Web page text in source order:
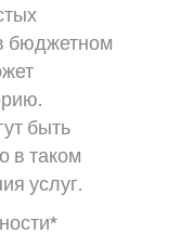
бюджетном
быть
в таком
услуг.